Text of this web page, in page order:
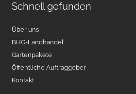
Schnell gefunden
Über uns
BHG-Landhandel
Gartenpakete
Öffentliche Auftraggeber
Kontakt